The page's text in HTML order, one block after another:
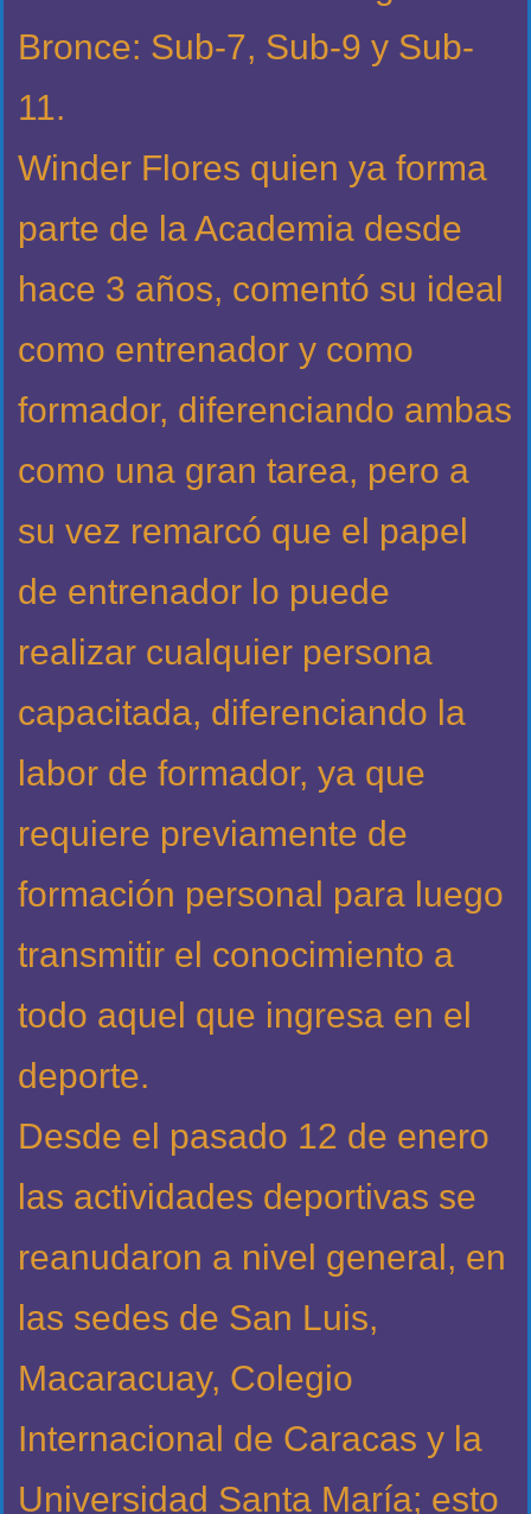
Bronce: Sub-7, Sub-9 y Sub-
11.
Winder Flores quien ya forma
parte de la Academia desde
hace 3 años, comentó su ideal
como entrenador y como
formador, diferenciando ambas
como una gran tarea, pero a
su vez remarcó que el papel
de entrenador lo puede
realizar cualquier persona
capacitada, diferenciando la
labor de formador, ya que
requiere previamente de
formación personal para luego
transmitir el conocimiento a
todo aquel que ingresa en el
deporte.
Desde el pasado 12 de enero
las actividades deportivas se
reanudaron a nivel general, en
las sedes de San Luis,
Macaracuay, Colegio
Internacional de Caracas y la
Universidad Santa María; esto